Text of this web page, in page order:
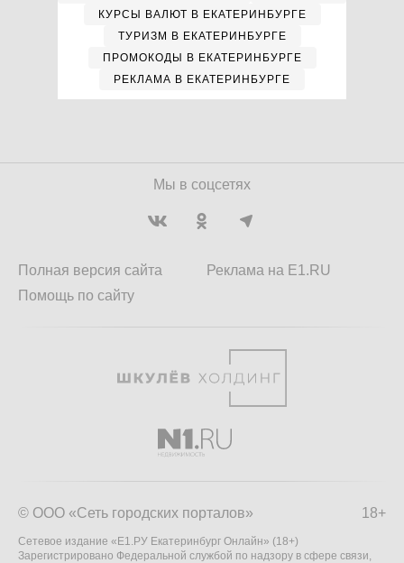
КУРСЫ ВАЛЮТ В ЕКАТЕРИНБУРГЕ
ТУРИЗМ В ЕКАТЕРИНБУРГЕ
ПРОМОКОДЫ В ЕКАТЕРИНБУРГЕ
РЕКЛАМА В ЕКАТЕРИНБУРГЕ
Мы в соцсетях
Полная версия сайта
Помощь по сайту
Реклама на E1.RU
18+
© ООО «Сеть городских порталов»
Сетевое издание «Е1.РУ Екатеринбург Онлайн» (18+)
Зарегистрировано Федеральной службой по надзору в сфере связи,